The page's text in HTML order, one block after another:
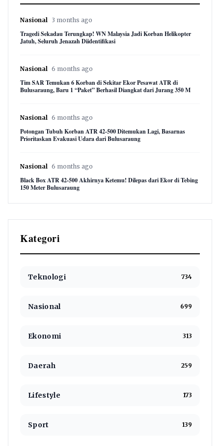
Nasional 3 months ago
Tragedi Sekadau Terungkap! WN Malaysia Jadi Korban Helikopter
Jatuh, Seluruh Jenazah Diidentifikasi
Nasional 6 months ago
Tim SAR Temukan 6 Korban di Sekitar Ekor Pesawat ATR di
Bulusaraung, Baru 1 “Paket” Berhasil Diangkat dari Jurang 350 M
Nasional 6 months ago
Potongan Tubuh Korban ATR 42-500 Ditemukan Lagi, Basarnas
Prioritaskan Evakuasi Udara dari Bulusaraung
Nasional 6 months ago
Black Box ATR 42-500 Akhirnya Ketemu! Dilepas dari Ekor di Tebing
150 Meter Bulusaraung
Kategori
Teknologi 734
Nasional 699
Ekonomi 313
Daerah 259
Lifestyle 173
Sport 139